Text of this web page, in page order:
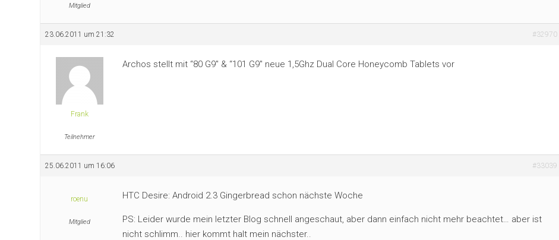
Mitglied
23.06.2011 um 21:32 #32970
Frank
Teilnehmer
Archos stellt mit “80 G9″ & “101 G9″ neue 1,5Ghz Dual Core Honeycomb Tablets vor
25.06.2011 um 16:06 #33039
roenu
Mitglied
HTC Desire: Android 2.3 Gingerbread schon nächste Woche
PS: Leider wurde mein letzter Blog schnell angeschaut, aber dann einfach nicht mehr beachtet… aber ist
nicht schlimm.. hier kommt halt mein nächster..